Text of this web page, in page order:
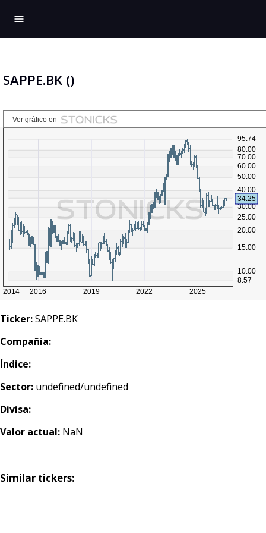
menu
SAPPE.BK ()
Ticker:SAPPE.BK
Compañia:
Índice:
Sector: undefined/undefined
Divisa:
Valor actual: NaN
Similar tickers: